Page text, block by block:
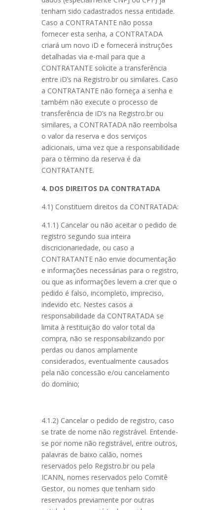
tenham sido cadastrados nessa entidade.
Caso a CONTRATANTE não possa
fornecer esta senha, a CONTRATADA
criará um novo iD e fornecerá instruções
detalhadas via e-mail para que a
CONTRATANTE solicite a transferência
entre iD’s na Registro.br ou similares. Caso
a CONTRATANTE não forneça a senha e
também não execute o processo de
transferência de iD’s na Registro.br ou
similares, a CONTRATADA não reembolsa
o valor da reserva e dos serviços
adicionais, uma vez que a responsabilidade
para o término da reserva é da
CONTRATANTE.
4. DOS DIREITOS DA CONTRATADA
4.1) Constituem direitos da CONTRATADA:
4.1.1) Cancelar ou não aceitar o pedido de
registro segundo sua inteira
discricionariedade, ou caso a
CONTRATANTE não envie documentação
e informações necessárias para o registro,
ou que as informações levem a crer que o
pedido é falso, incompleto, impreciso,
indevido etc. Nestes casos a
responsabilidade da CONTRATADA se
limita à restituição do valor total da
compra, não se responsabilizando por
perdas ou danos amplamente
considerados, eventualmente causados
pela não concessão e/ou cancelamento
do domínio;
4.1.2) Cancelar o pedido de registro, caso
se trate de nome não registrável. Entende-
se por nome não registrável, entre outros,
palavras de baixo calão, nomes
reservados pelo Registro.br ou pela
ICANN, nomes reservados pelo Comitê
Gestor, ou nomes que tenham sido
reservados previamente por outras